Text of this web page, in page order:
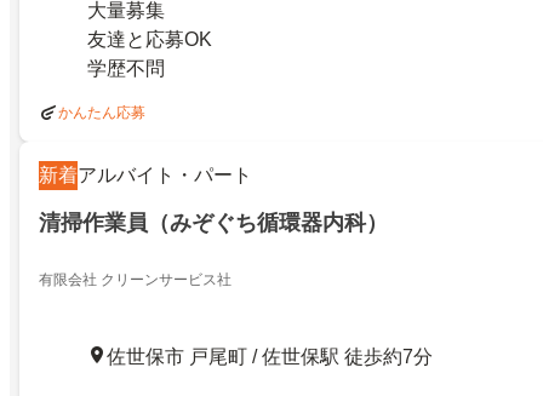
大量募集
友達と応募OK
学歴不問
かんたん応募
新着アルバイト・パート
清掃作業員（みぞぐち循環器内科）
有限会社 クリーンサービス社
佐世保市 戸尾町 / 佐世保駅 徒歩約7分